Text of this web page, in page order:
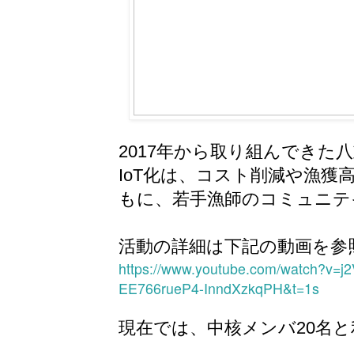
2017年から取り組んできた
IoT化は、コスト削減や漁獲
もに、若手漁師のコミュニ
活動の詳細は下記の動画を
https://www.youtube.com/
EE766rueP4-InndXzkqPH&t=1s
現在では、中核メンバ20名